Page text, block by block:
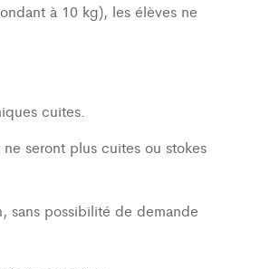
à 10 kg), les élèves ne
cuites.
seront plus cuites ou stokes
sans possibilité de demande